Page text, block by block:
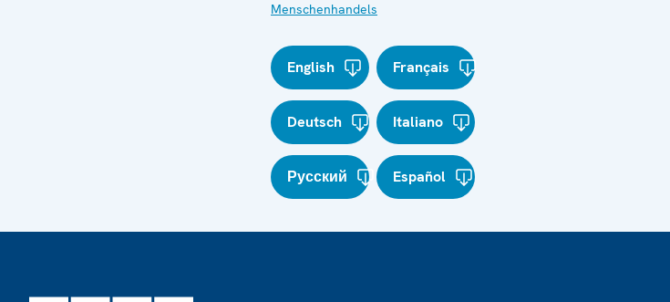
Menschenhandels
English Français
Deutsch Italiano
Русский Español